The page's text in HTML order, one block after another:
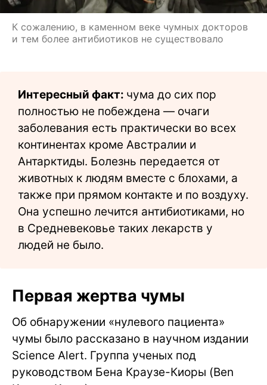
К сожалению, в каменном веке чумных докторов
и тем более антибиотиков не существовало
Интересный факт: чума до сих пор
полностью не побеждена — очаги
заболевания есть практически во всех
континентах кроме Австралии и
Антарктиды. Болезнь передается от
животных к людям вместе с блохами, а
также при прямом контакте и по воздуху.
Она успешно лечится антибиотиками, но
в Средневековье таких лекарств у
людей не было.
Первая жертва чумы
Об обнаружении «нулевого пациента»
чумы было рассказано в научном издании
Science Alert. Группа ученых под
руководством Бена Краузе-Киоры (Ben